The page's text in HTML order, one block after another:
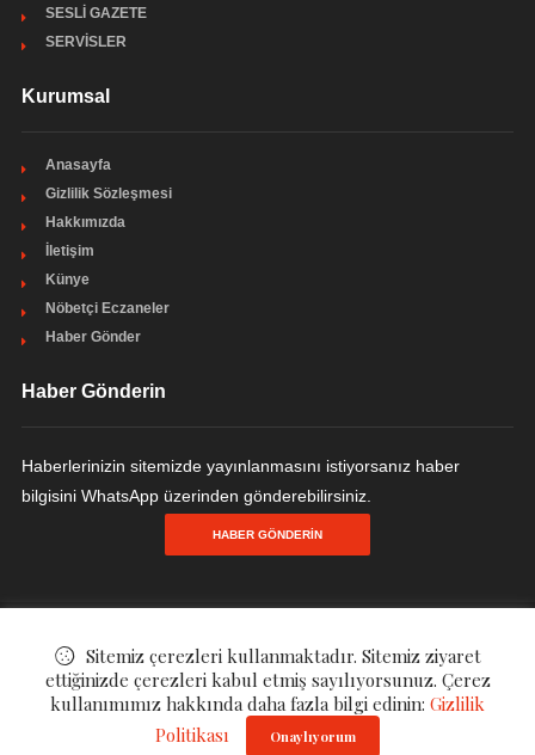
SESLİ GAZETE
SERVİSLER
Kurumsal
Anasayfa
Gizlilik Sözleşmesi
Hakkımızda
İletişim
Künye
Nöbetçi Eczaneler
Haber Gönder
Haber Gönderin
Haberlerinizin sitemizde yayınlanmasını istiyorsanız haber
bilgisini WhatsApp üzerinden gönderebilirsiniz.
HABER GÖNDERIN
YENİ CEYHAN HABER "OKUYUN HABERİNİZ OLSUN" . All Rights
Reserved.
Sitemiz çerezleri kullanmaktadır. Sitemiz ziyaret
ettiğinizde çerezleri kabul etmiş sayılıyorsunuz. Çerez
kullanımımız hakkında daha fazla bilgi edinin: Gizlilik
Politikası
Onaylıyorum